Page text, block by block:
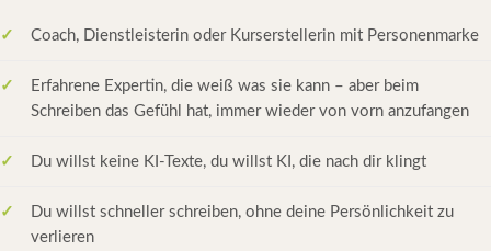
Coach, Dienstleisterin oder Kurserstellerin mit Personenmarke
Erfahrene Expertin, die weiß was sie kann – aber beim
Schreiben das Gefühl hat, immer wieder von vorn anzufangen
Du willst keine KI-Texte, du willst KI, die nach dir klingt
Du willst schneller schreiben, ohne deine Persönlichkeit zu
verlieren